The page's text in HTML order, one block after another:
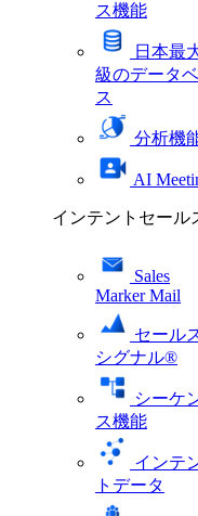
ス機能
日本最
級のデータ
ス
分析機
AI
インテントセール
Sales
Marker Mail
セール
シグナル®
シーケ
ス機能
インテ
トデータ